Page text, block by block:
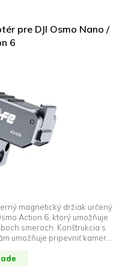
pre DJI Osmo Nano /
6
magnetický držiak určený
Action 6, ktorý umožňuje
smeroch. Konštrukcia s
umožňuje pripevniť kameru
ktorí chcú začať okamžite –
podmienky natáčania.